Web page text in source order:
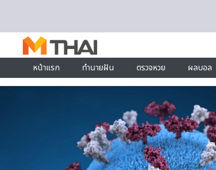
หน้าแรก
ทำนายฝัน ตรวจหวย ผลบอล